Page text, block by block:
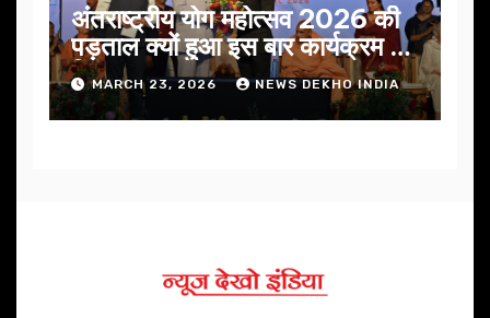
अंतराष्ट्रीय योग महोत्सव 2026 की
पड़ताल क्यों हुआ इस बार कार्यक्रम में
निखार
MARCH 23, 2026 NEWS DEKHO INDIA